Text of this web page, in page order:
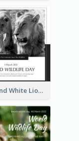
Black And White Lion World Wildlife Day Instagram Post